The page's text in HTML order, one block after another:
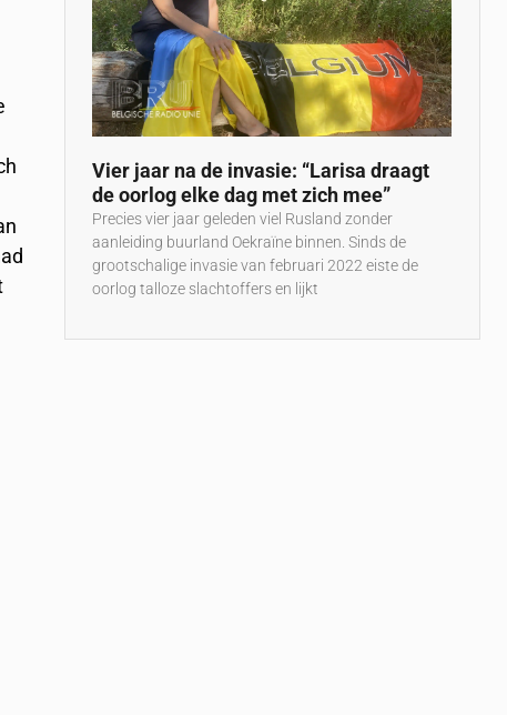
Vier jaar na de invasie: “Larisa draagt
de oorlog elke dag met zich mee”
Precies vier jaar geleden viel Rusland zonder
aanleiding buurland Oekraïne binnen. Sinds de
grootschalige invasie van februari 2022 eiste de
oorlog talloze slachtoffers en lijkt